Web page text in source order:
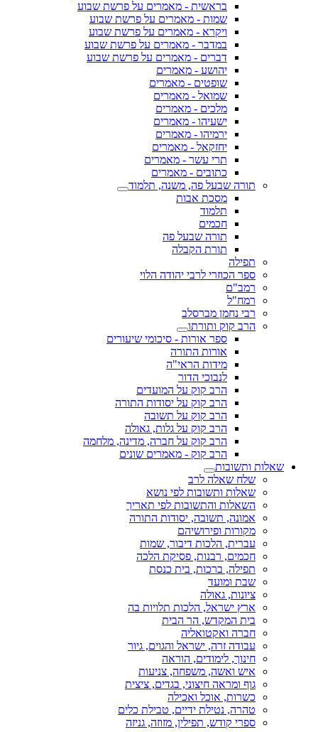
בראשית - מאמרים על פרשת שבוע
שמות - מאמרים על פרשת שבוע
ויקרא - מאמרים על פרשת שבוע
במדבר - מאמרים על פרשת שבוע
דברים - מאמרים על פרשת שבוע
יהושע - מאמרים
שופטים - מאמרים
שמואל - מאמרים
מלכים - מאמרים
ישעיהו - מאמרים
ירמיהו - מאמרים
יחזקאל - מאמרים
תרי עשר - מאמרים
כתובים - מאמרים
תורה שבעל פה, משנה, תלמוד
מסכת אבות
תלמוד
חכמים
תורה שבעל פה
תורת הקבלה
תפילה
ספר הכוזרי לרבי יהודה הלוי
רמב"ם
רמח"ל
רבי נחמן מברסלב
הרב קוק ותורתו
ספר אורות - סיכומי שיעורים
אורות התורה
מידות הראי"ה
לנבוכי הדור
הרב קוק על המועדים
הרב קוק על יסודות התורה
הרב קוק על תשובה
הרב קוק על גלות, גאולה
הרב קוק על חברה, מדינה, מלחמה
הרב קוק - מאמרים שונים
שאלות ותשובות
שלח שאלה לרב
שאלות ותשובות לפי נושא
השאלות והתשובות לפי תאריך
אמונה, תשובה, יסודות התורה
מקורות ופירושיהם
עברית, הלכות דיבור, שמות
חכמים, רבנות, פסיקת הלכה
תפילה, ברכות, בית כנסת
שבת ומועד
ציונות, גאולה
ארץ ישראל, הלכות תלויות בה
בית המקדש, הר הבית
חברה ואקטואליה
עבודה זרה, ישראל והגוים, גיור
חינוך, לימודים, הוראה
איש ואשה, משפחה, צניעות
גוף ומראה חיצוני, בגדים, ציצית
כשרות, אוכל ואכילה
טהרה, נטילת ידיים, טבילת כלים
ספרי קודש, תפילין, מזוזה, גניזה